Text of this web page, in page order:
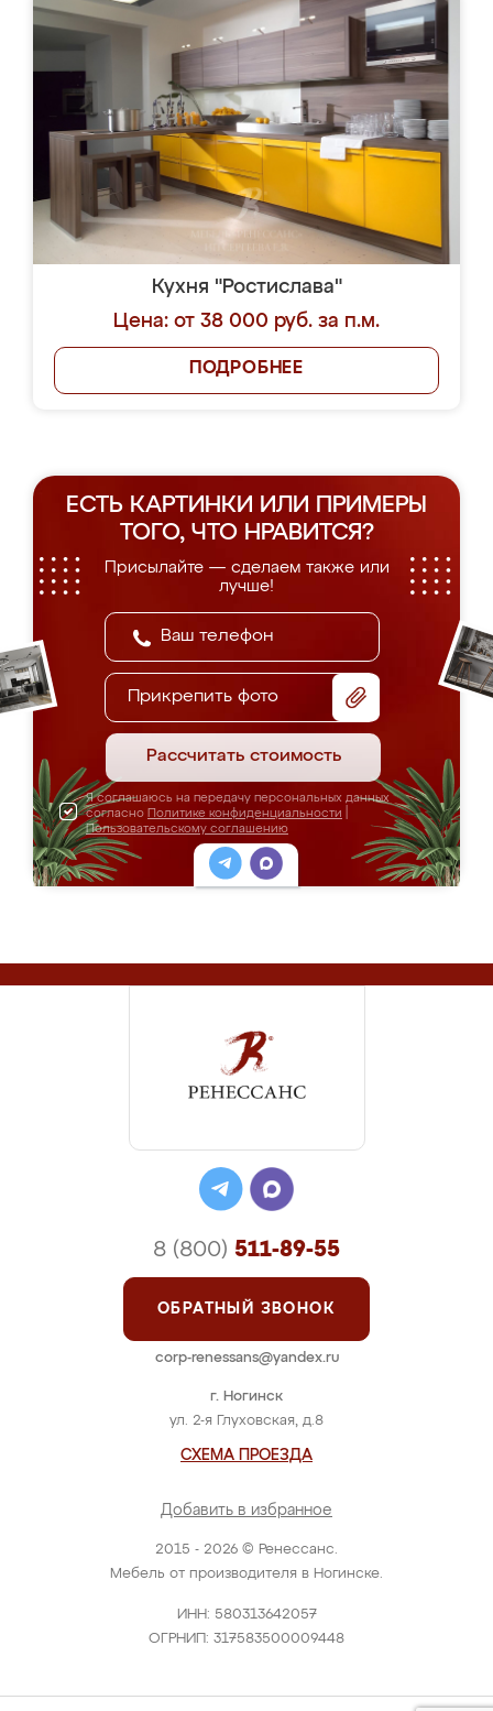
Кухня "Ростислава"
Цена: от 38 000 руб. за п.м.
ПОДРОБНЕЕ
ЕСТЬ КАРТИНКИ ИЛИ ПРИМЕРЫ
ТОГО, ЧТО НРАВИТСЯ?
Присылайте — сделаем также или
лучше!
Прикрепить фото
Рассчитать стоимость
Я соглашаюсь на передачу персональных данных
согласно Политике конфиденциальности
Пользовательскому соглашению
2015 - 2026 © Ренессанс.
Мебель от производителя в Ногинске.
ИНН: 580313642057
ОГРНИП: 317583500009448
г. Ногинск
ул. 2-я Глуховская, д.8
СХЕМА ПРОЕЗДА
Добавить в избранное
8 (800) 511-89-55
ОБРАТНЫЙ ЗВОНОК
corp-renessans@yandex.ru